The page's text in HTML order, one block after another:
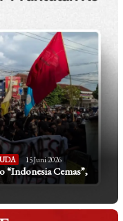
15 Juni 2026
“Indonesia Cemas”,